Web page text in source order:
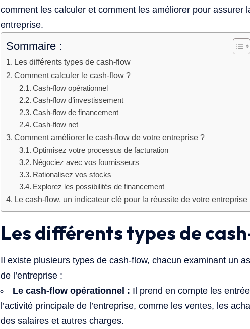
comment les calculer et comment les améliorer pour assurer
entreprise.
Sommaire :
Les différents types de cash-flow
Comment calculer le cash-flow ?
Cash-flow opérationnel
Cash-flow d’investissement
Cash-flow de financement
Cash-flow net
Comment améliorer le cash-flow de votre entreprise ?
Optimisez votre processus de facturation
Négociez avec vos fournisseurs
Rationalisez vos stocks
Explorez les possibilités de financement
Le cash-flow, un indicateur clé pour la réussite de votre entreprise
Les différents types de
Il existe plusieurs types de cash-flow, chacun examinant un
de l’entreprise :
Le cash-flow opérationnel : Il prend en compte les
l’activité principale de l’entreprise, comme les ventes, les
des salaires et autres charges.